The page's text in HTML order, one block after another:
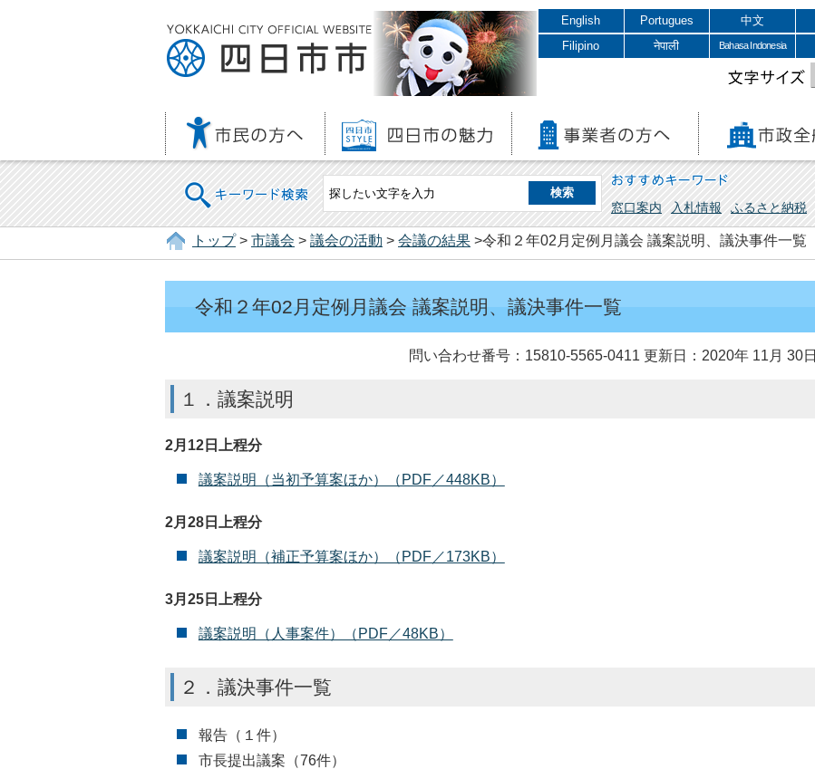
English Portugues 中文
Filipino
नेपाली Bahasa Indonesia
文字サイズ
キーワード検索 おすすめキーワード
窓口案内 入札情報 ふるさと納税
トップ> 市議会 > 議会の活動 > 会議の結果 >令和２年02月定例月議会 議案説明、議決事件一覧
令和２年02月定例月議会 議案説明、議決事件一覧
問い合わせ番号：15810-5565-0411 更新日：2020年 11月 30日
１．議案説明
2月12日上程分
議案説明（当初予算案ほか）（PDF／448KB）
2月28日上程分
議案説明（補正予算案ほか）（PDF／173KB）
3月25日上程分
議案説明（人事案件）（PDF／48KB）
２．議決事件一覧
報告（１件）
市長提出議案（76件）